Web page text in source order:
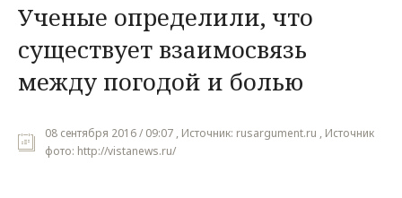
Наука
Культура
Общество
Мнения
Ученые определили, что
существует взаимосвязь
между погодой и болью
08 сентября 2016 / 09:07 , Источник: rusargument.ru , Источник
фото: http://vistanews.ru/